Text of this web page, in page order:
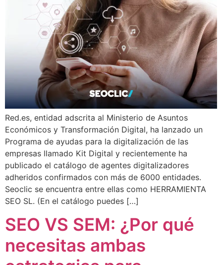
Red.es, entidad adscrita al Ministerio de Asuntos
Económicos y Transformación Digital, ha lanzado un
Programa de ayudas para la digitalización de las
empresas llamado Kit Digital y recientemente ha
publicado el catálogo de agentes digitalizadores
adheridos confirmados con más de 6000 entidades.
Seoclic se encuentra entre ellas como HERRAMIENTA
SEO SL. (En el catálogo puedes […]
SEO VS SEM: ¿Por qué
necesitas ambas